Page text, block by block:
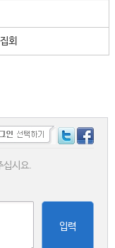
회
십시요.
입력